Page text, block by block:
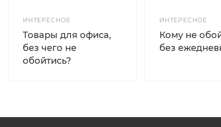
ИНТЕРЕСНОЕ
Товары для офиса,
без чего не
обойтись?
ИНТЕРЕСНОЕ
Кому не
без